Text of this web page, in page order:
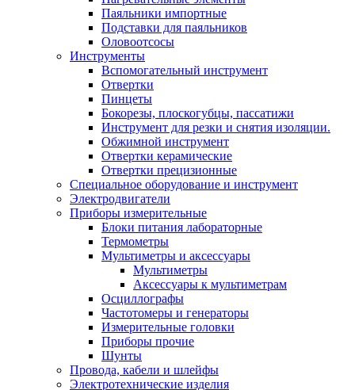
Паяльники импортные
Подставки для паяльников
Оловоотсосы
Инструменты
Вспомогательный инструмент
Отвертки
Пинцеты
Бокорезы, плоскогубцы, пассатижи
Инструмент для резки и снятия изоляции.
Обжимной инструмент
Отвертки керамические
Отвертки прецизионные
Специальное оборудование и инструмент
Электродвигатели
Приборы измерительные
Блоки питания лабораторные
Термометры
Мультиметры и аксессуары
Мультиметры
Аксессуары к мультиметрам
Осциллографы
Частотомеры и генераторы
Измерительные головки
Приборы прочие
Шунты
Провода, кабели и шлейфы
Электротехнические изделия